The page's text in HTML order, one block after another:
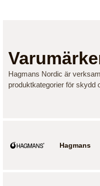
Hagmans Nordic är
produktkategorier för skydd
Hagmans